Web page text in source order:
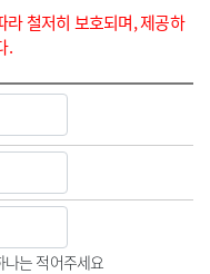
철저히 보호되며, 제공하
.
는 적어주세요